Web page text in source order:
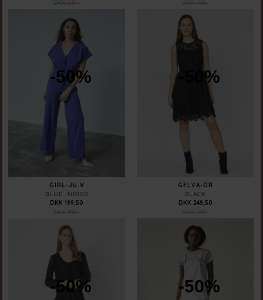
DKK 549,- DKK 499,-
-50%
GIRL-JU.V
BLUE INDIGO
DKK 399,-
DKK 199,50
-50%
GELVA-DR
BLACK
DKK 499,-
DKK 249,50
-50% -50%